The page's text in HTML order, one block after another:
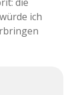
ich